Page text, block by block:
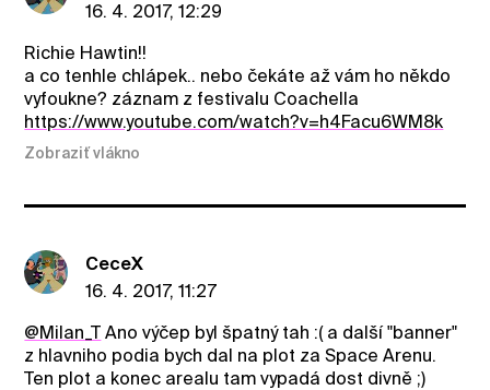
16. 4. 2017, 12:29
Richie Hawtin!!
a co tenhle chlápek.. nebo čekáte až vám ho někdo
vyfoukne? záznam z festivalu Coachella
https://www.youtube.com/watch?v=h4Facu6WM8k
Zobraziť vlákno
CeceX
16. 4. 2017, 11:27
@Milan_T Ano výčep byl špatný tah :( a další "banner"
z hlavniho podia bych dal na plot za Space Arenu.
Ten plot a konec arealu tam vypadá dost divně ;)